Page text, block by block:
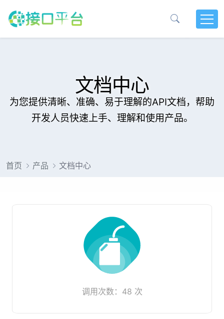
文档中心
为您提供清晰、准确、易于理解的API文档，帮助
开发人员快速上手、理解和使用产品。
首页 产品 文档中心
调用次数：48 次